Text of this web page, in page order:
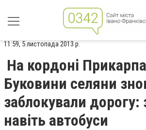
11:59, 5 листопада 2013 р.
На кордоні
Буковини селяни
заблокували дорогу:
навіть автобуси